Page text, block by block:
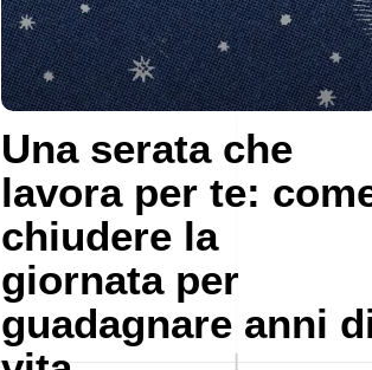
Una serata che
lavora per te:
chiudere la
giornata per
guadagnare anni